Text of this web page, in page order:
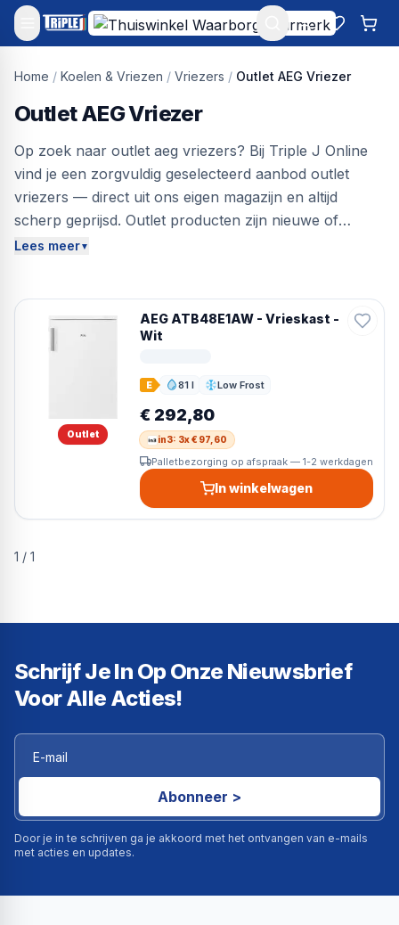
Mijn account
Home / Koelen & Vriezen / Vriezers / Outlet AEG Vriezer
Outlet AEG Vriezer
Op zoek naar outlet aeg vriezers? Bij Triple J Online
vind je een zorgvuldig geselecteerd aanbod outlet
vriezers — direct uit ons eigen magazijn en altijd
scherp geprijsd. Outlet producten zijn nieuwe of
nauwelijks gebruikte apparaten met lichte cosmetische
40% ten opzichte van de nieuwprijs en profiteer van
gratis verzending, 30 dagen bedenktijd en laagste
op jouw voorkeuren en bestel vandaag nog — voor
een eerlijke prijs met uitstekende service.
Lees meer▼
Outlet
AEG ATB48E1AW - Vrieskast -
Wit
E 81 l
Inhoud Low Frost
Ontdooien
€ 292,80
in3: 3x € 97,60
Palletbezorging op afspraak — 1-2 werkdagen
In winkelwagen
1 / 1
Schrijf Je In Op Onze Nieuwsbrief
Voor Alle Acties!
Abonneer >
Door je in te schrijven ga je akkoord met het ontvangen van e-mails
met acties en updates.